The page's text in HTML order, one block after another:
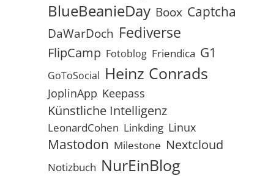
BlueBeanieDay Boox Captcha
DaWarDoch Fediverse
FlipCamp Fotoblog Friendica G1
GoToSocial Heinz Conrads
JoplinApp Keepass
Künstliche Intelligenz
LeonardCohen Linkding Linux
Mastodon Milestone Nextcloud
Notizbuch NurEinBlog